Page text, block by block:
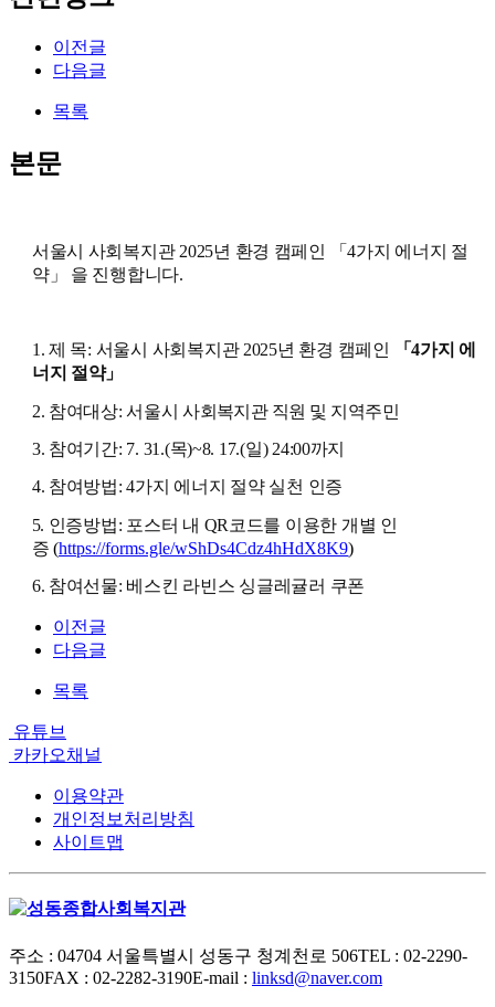
이전글
다음글
목록
본문
서울시 사회복지관 2025년 환경 캠페인 「4가지 에너지 절
약」 을 진행합니다.
1. 제 목: 서울시 사회복지관2025년 환경 캠페인 「4가지 에
너지 절약」
2. 참여대상:서울시 사회복지관 직원 및 지역주민
3. 참여기간: 7. 31.(목)~8. 17.(일) 24:00까지
4. 참여방법: 4가지 에너지 절약 실천 인증
5. 인증방법: 포스터 내 QR 코드를 이용한 개별 인
증(https://forms.gle/wShDs4Cdz4hHdX8K9)
6. 참여선물: 베스킨 라빈스 싱글레귤러 쿠폰
이전글
다음글
목록
유튜브
카카오채널
이용약관
개인정보처리방침
사이트맵
주소 : 04704 서울특별시 성동구 청계천로 506TEL : 02-2290-
3150FAX : 02-2282-3190E-mail : linksd@naver.com